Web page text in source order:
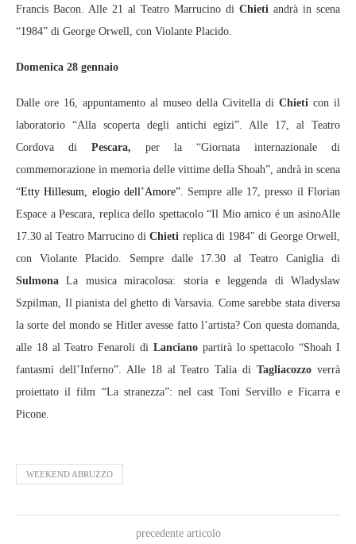
Francis Bacon. Alle 21 al Teatro Marrucino di Chieti andrà in scena
“1984” di George Orwell, con Violante Placido.
Domenica 28 gennaio
Dalle ore 16, appuntamento al museo della Civitella di Chieti con il
laboratorio “Alla scoperta degli antichi egizi”. Alle 17, al Teatro
Cordova di Pescara, per la “Giornata internazionale di
commemorazione in memoria delle vittime della Shoah”, andrà in scena
“Etty Hillesum, elogio dell’Amore” . Sempre alle 17, presso il Florian
Espace a Pescara, replica dello spettacolo “Il Mio amico é un asinoAlle
17.30 al Teatro Marrucino diChieti replica di 1984″ di George Orwell,
con Violante Placido. Sempre dalle 17.30 al Teatro Caniglia di
Sulmona La musica miracolosa: storia e leggenda di Wladyslaw
Szpilman, Il pianista del ghetto di Varsavia. Come sarebbe stata diversa
la sorte del mondo se Hitler avesse fatto l’artista? Con questa domanda,
alle 18 al Teatro Fenaroli di Lancianopartirà lo spettacolo “Shoah I
fantasmi dell’Inferno”. Alle 18 al Teatro Talia diTagliacozzo verrà
proiettato il film “La stranezza”: nel cast Toni Servillo e Ficarra e
Picone.
WEEKEND ABRUZZO
precedente articolo